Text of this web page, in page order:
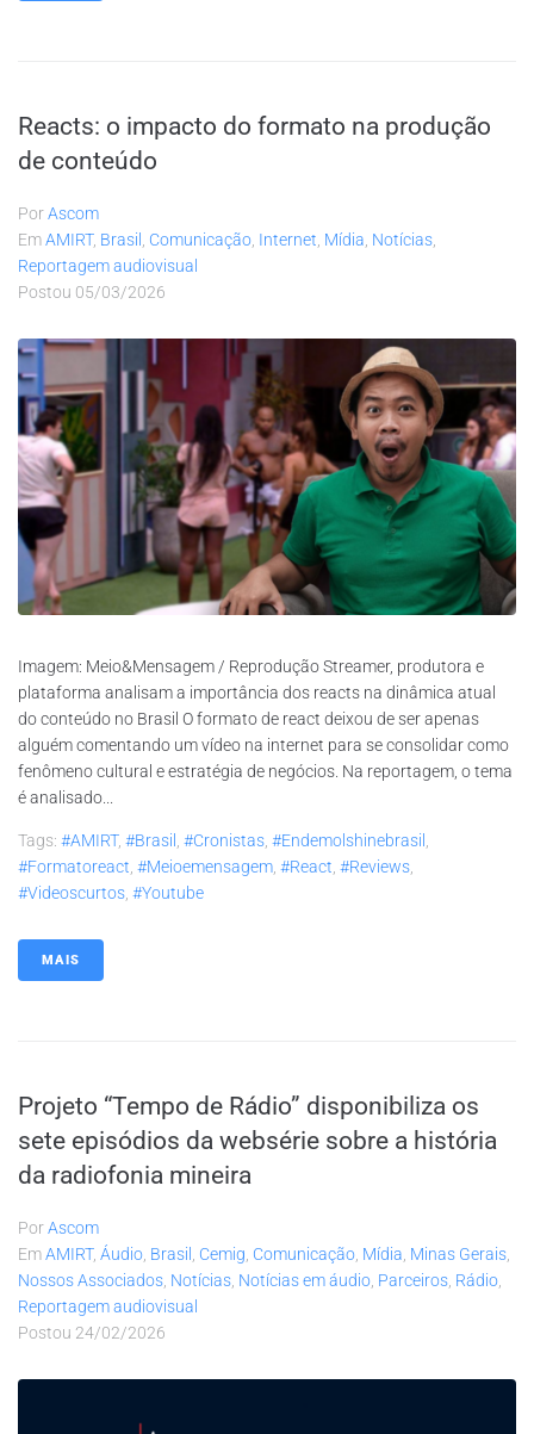
Reacts: o impacto do formato na produção
de conteúdo
PorAscom
EmAMIRT, Brasil Comunicação Internet Mídia Notícias
Reportagem audiovisual
Postou 05/03/2026
Imagem: Meio&Mensagem / Reprodução Streamer, produtora e
plataforma analisam a importância dos reacts na dinâmica atual
do conteúdo no Brasil O formato de react deixou de ser apenas
alguém comentando um vídeo na internet para se consolidar como
fenômeno cultural e estratégia de negócios. Na reportagem, o tema
é analisado...
Tags: #AMIRT, #brasil #cronistas #endemolshinebrasil
#formatoreact #meioemensagem #react #reviews
#videoscurtos #youtube
MAIS
Projeto “Tempo de Rádio” disponibiliza os
sete episódios da websérie sobre a história
da radiofonia mineira
PorAscom
EmAMIRT, Áudio Brasil Cemig Comunicação Mídia Minas Gerais
Nossos Associados Notícias Notícias em áudio Parceiros Rádio
Reportagem audiovisual
Postou 24/02/2026